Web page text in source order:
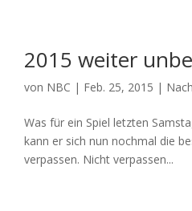
2015 weiter
von NBC | Feb. 25, 2015 |
Was für ein Spiel letzten
kann er sich nun nochmal die
verpassen. Nicht verpassen...